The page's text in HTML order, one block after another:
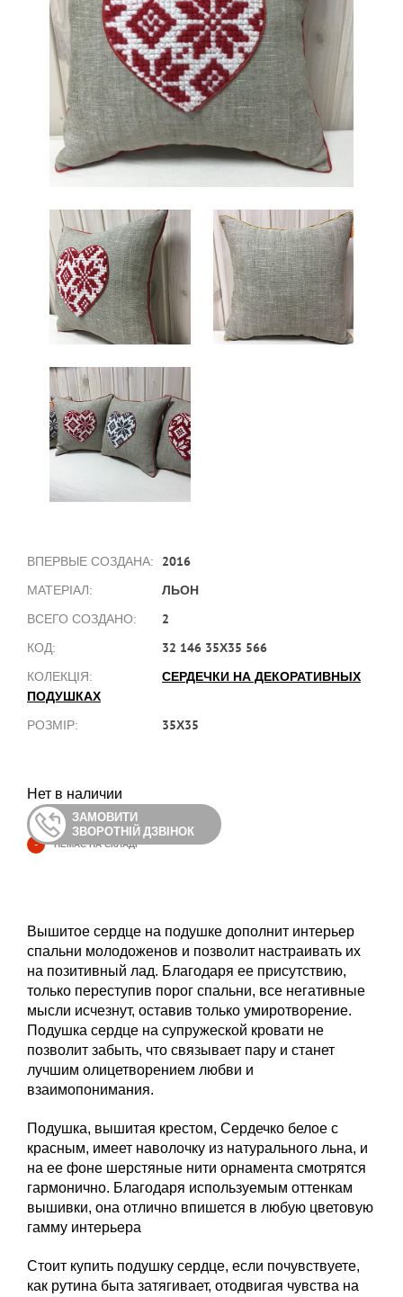
ВПЕРВЫЕ СОЗДАНА: 2016
МАТЕРІАЛ: ЛЬОН
ВСЕГО СОЗДАНО: 2
КОД: 32 146 35Х35 566
КОЛЕКЦІЯ:
СЕРДЕЧКИ НА ДЕКОРАТИВНЫХ
ПОДУШКАХ
РОЗМІР: 35Х35
Нет в наличии
ЗАМОВИТИ
ЗВОРОТНІЙ ДЗВІНОК
- НЕМАЄ НА СКЛАДІ
Вышитое сердце на подушке дополнит интерьер
спальни молодоженов и позволит настраивать их
на позитивный лад. Благодаря ее присутствию,
только переступив порог спальни, все негативные
мысли исчезнут, оставив только умиротворение.
Подушка сердце на супружеской кровати не
позволит забыть, что связывает пару и станет
лучшим олицетворением любви и
взаимопонимания.
Подушка, вышитая крестом, Сердечко белое с
красным, имеет наволочку из натурального льна, и
на ее фоне шерстяные нити орнамента смотрятся
гармонично. Благодаря используемым оттенкам
вышивки, она отлично впишется в любую цветовую
гамму интерьера
Стоит купить подушку сердце, если почувствуете,
как рутина быта затягивает, отодвигая чувства на